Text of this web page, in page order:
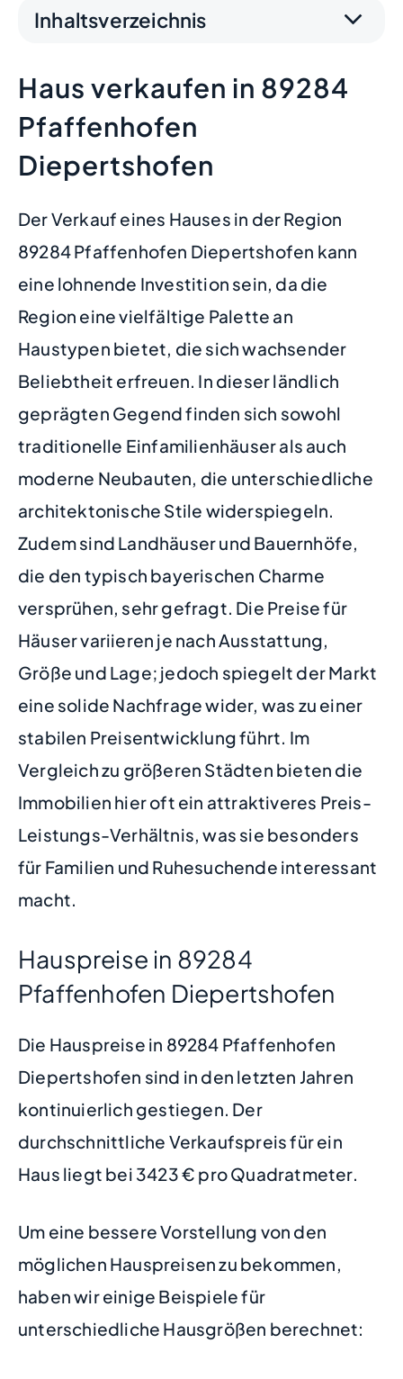
Inhaltsverzeichnis
Haus verkaufen in 89284
Pfaffenhofen
Diepertshofen
Der Verkauf eines Hauses in der Region
89284 Pfaffenhofen Diepertshofen kann
eine lohnende Investition sein, da die
Region eine vielfältige Palette an
Haustypen bietet, die sich wachsender
Beliebtheit erfreuen. In dieser ländlich
geprägten Gegend finden sich sowohl
traditionelle Einfamilienhäuser als auch
moderne Neubauten, die unterschiedliche
architektonische Stile widerspiegeln.
Zudem sind Landhäuser und Bauernhöfe,
die den typisch bayerischen Charme
versprühen, sehr gefragt. Die Preise für
Häuser variieren je nach Ausstattung,
Größe und Lage; jedoch spiegelt der Markt
eine solide Nachfrage wider, was zu einer
stabilen Preisentwicklung führt. Im
Vergleich zu größeren Städten bieten die
Immobilien hier oft ein attraktiveres Preis-
Leistungs-Verhältnis, was sie besonders
für Familien und Ruhesuchende interessant
macht.
Hauspreise in 89284
Pfaffenhofen Diepertshofen
Die Hauspreise in 89284 Pfaffenhofen
Diepertshofen sind in den letzten Jahren
kontinuierlich gestiegen. Der
durchschnittliche Verkaufspreis für ein
Haus liegt bei 3423 € pro Quadratmeter.
Um eine bessere Vorstellung von den
möglichen Hauspreisen zu bekommen,
haben wir einige Beispiele für
unterschiedliche Hausgrößen berechnet: